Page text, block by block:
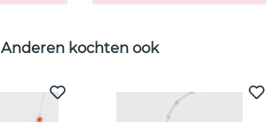
Anderen kochten ook